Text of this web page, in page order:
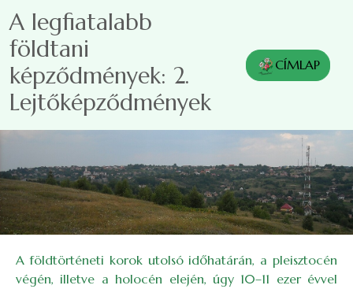
Ugrás a tartalomra
A legfiatalabb
földtani
képződmények: 2.
Lejtőképződmények
CÍMLAP
A földtörténeti korok utolsó időhatárán, a pleisztocén
végén, illetve a holocén elején, úgy 10–11 ezer évvel